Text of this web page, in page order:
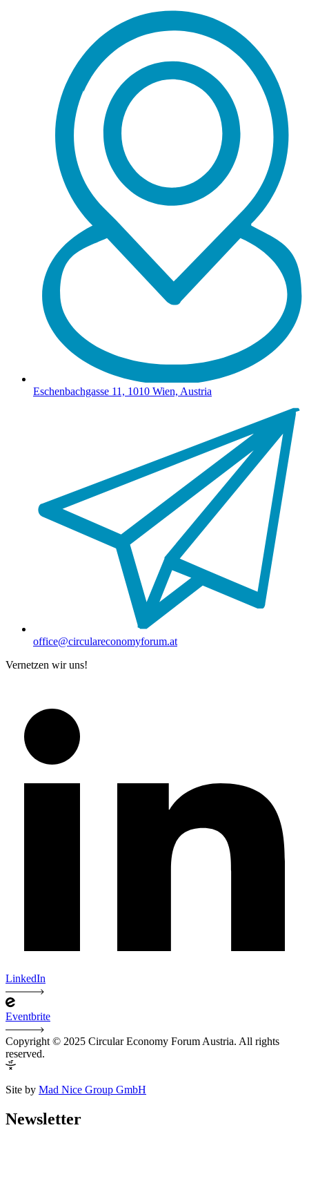
Eschenbachgasse 11, 1010 Wien, Austria
office@circulareconomyforum.at
Vernetzen wir uns!
LinkedIn
Eventbrite
Copyright © 2025 Circular Economy Forum Austria. All rights
reserved.
Site by Mad Nice Group GmbH
Newsletter